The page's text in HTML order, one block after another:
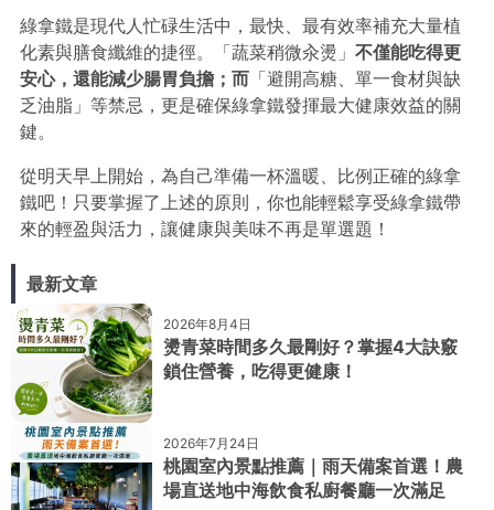
綠拿鐵是現代人忙碌生活中，最快、最有效率補充大量植
化素與膳食纖維的捷徑。「蔬菜稍微汆燙」 不僅能吃得更
安心，還能減少腸胃負擔；而 「避開高糖、單一食材與缺
乏油脂」等禁忌，更是確保綠拿鐵發揮最大健康效益的關
鍵。
從明天早上開始，為自己準備一杯溫暖、比例正確的綠拿
鐵吧！只要掌握了上述的原則，你也能輕鬆享受綠拿鐵帶
來的輕盈與活力，讓健康與美味不再是單選題！
最新文章
2026年8月4日
燙青菜時間多久最剛好？掌握4大訣竅
鎖住營養，吃得更健康！
2026年7月24日
桃園室內景點推薦｜雨天備案首選！農
場直送地中海飲食私廚餐廳一次滿足